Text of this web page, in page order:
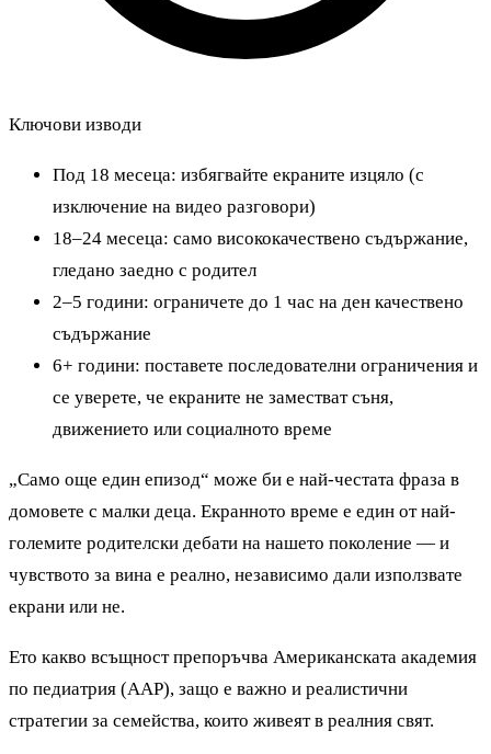
Ключови изводи
Под 18 месеца: избягвайте екраните изцяло (с
изключение на видео разговори)
18–24 месеца: само висококачествено съдържание,
гледано заедно с родител
2–5 години: ограничете до 1 час на ден качествено
съдържание
6+ години: поставете последователни ограничения и
се уверете, че екраните не заместват съня,
движението или социалното време
„Само още един епизод“ може би е най-честата фраза в
домовете с малки деца. Екранното време е един от най-
големите родителски дебати на нашето поколение — и
чувството за вина е реално, независимо дали използвате
екрани или не.
Ето какво всъщност препоръчва Американската академия
по педиатрия (AAP), защо е важно и реалистични
стратегии за семейства, които живеят в реалния свят.